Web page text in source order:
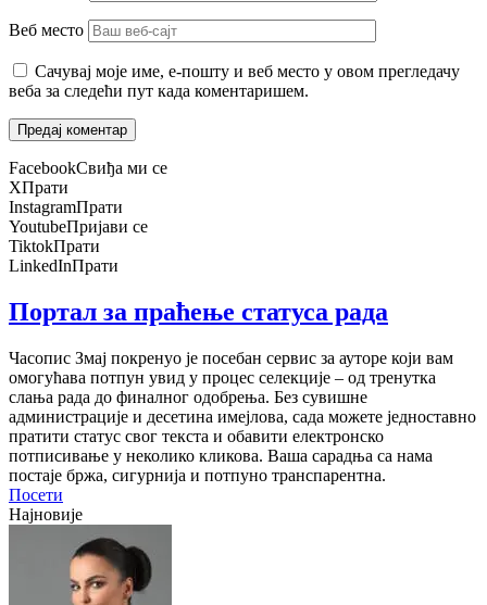
Веб место
Сачувај моје име, е-пошту и веб место у овом прегледачу
веба за следећи пут када коментаришем.
FacebookСвиђа ми се
XПрати
InstagramПрати
YoutubeПријави се
TiktokПрати
LinkedInПрати
Портал за праћење статуса рада
Часопис Змај покренуо је посебан сервис за ауторе који вам
омогућава потпун увид у процес селекције – од тренутка
слања рада до финалног одобрења. Без сувишне
администрације и десетина имејлова, сада можете једноставно
пратити статус свог текста и обавити електронско
потписивање у неколико кликова. Ваша сарадња са нама
постаје бржа, сигурнија и потпуно транспарентна.
Посети
Најновије